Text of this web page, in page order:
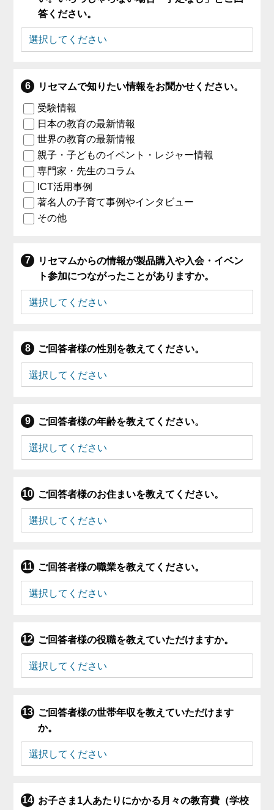
答ください。
リセマムで知りたい情報をお聞かせください。
受験情報
日本の教育の最新情報
世界の教育の最新情報
親子・子どものイベント・レジャー情報
専門家・先生のコラム
ICT活用事例
著名人の子育て事例やインタビュー
その他
リセマムからの情報が製品購入や入会・イベン
ト参加につながったことがありますか。
ご回答者様の性別を教えてください。
ご回答者様の年齢を教えてください。
ご回答者様のお住まいを教えてください。
ご回答者様の職業を教えてください。
ご回答者様の役職を教えていただけますか。
ご回答者様の世帯年収を教えていただけます
か。
お子さま1人あたりにかかる月々の教育費（学校